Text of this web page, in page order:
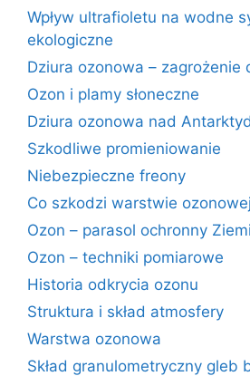
Wpływ ultrafioletu na wodne
ekologiczne
Dziura ozonowa – zagrożenie
Ozon i plamy słoneczne
Dziura ozonowa nad
Szkodliwe promieniowanie
Niebezpieczne freony
Co szkodzi warstwie
Ozon – parasol ochronny Ziemi
Ozon – techniki pomiarowe
Historia odkrycia ozonu
Struktura i skład atmosfery
Warstwa ozonowa
Skład granulometryczny gleb